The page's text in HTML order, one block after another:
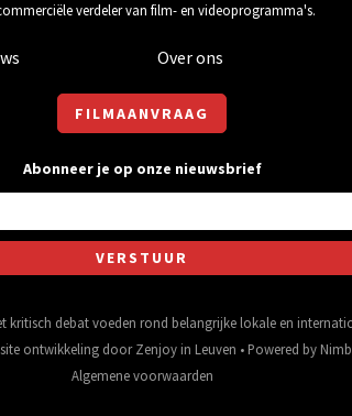
verdeler van film- en videoprogramma's.
Over ons
FILMAANVRAAG
Abonneer je op onze nieuwsbrief
kritisch debat voeden rond belangrijke lokale en
ontwikkeling doorZenjoy in Leuven • Powered by
Algemene voorwaarden